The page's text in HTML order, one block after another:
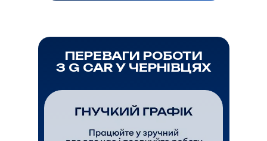
ПЕРЕВАГИ РОБОТИ
З G CAR У ЧЕРНІВЦЯХ